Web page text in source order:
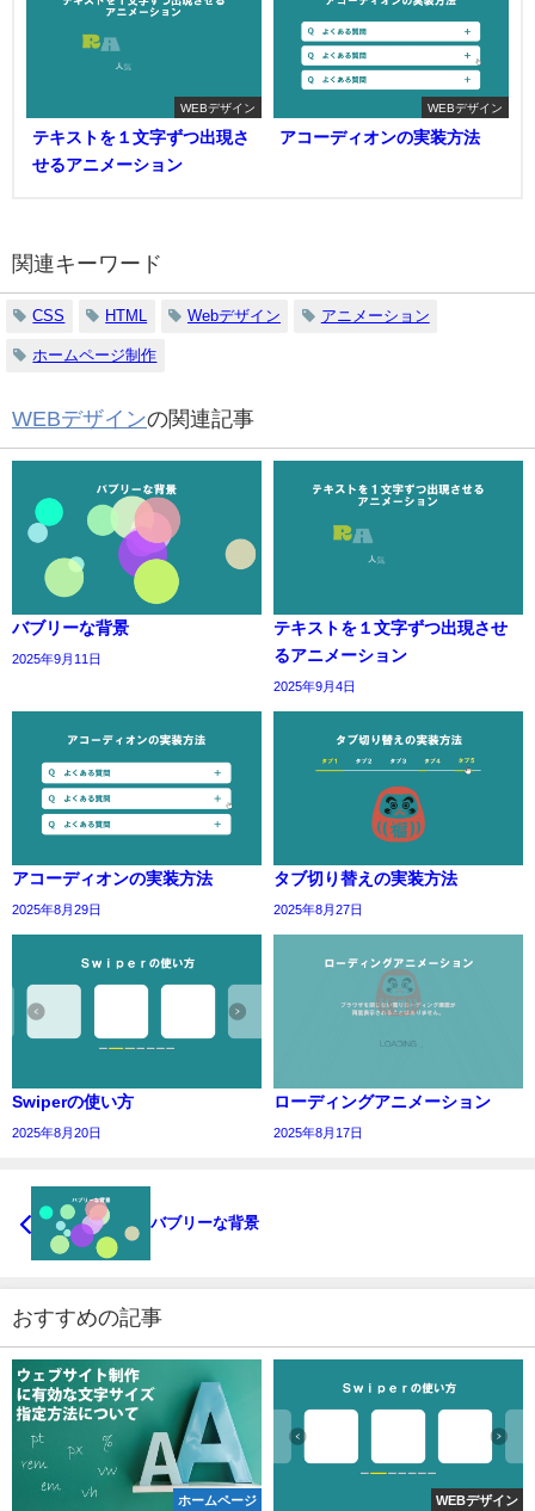
WEBデザイン
テキストを１文字ずつ出現さ
せるアニメーション
WEBデザイン
アコーディオンの実装方法
関連キーワード
CSS HTML Webデザイン アニメーション
ホームページ制作
WEBデザインの関連記事
バブリーな背景
2025年9月11日
テキストを１文字ずつ出現させ
るアニメーション
2025年9月4日
アコーディオンの実装方法
2025年8月29日
タブ切り替えの実装方法
2025年8月27日
Swiperの使い方
2025年8月20日
ローディングアニメーション
2025年8月17日
バブリーな背景
おすすめの記事
ホームページ WEBデザイン